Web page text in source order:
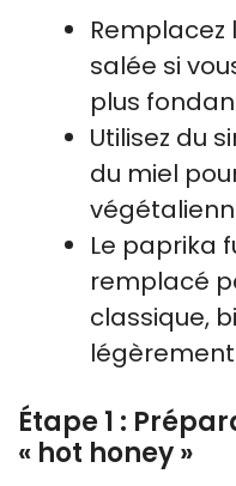
salée si
plus
Utilisez du
du miel
Le paprika
remplacé
classique,
Étape 1 :
« hot honey »